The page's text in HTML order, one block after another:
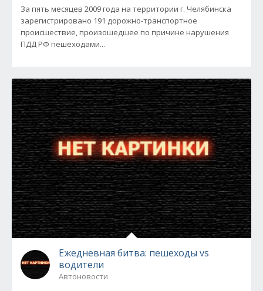
За пять месяцев 2009 года на территории г. Челябинска
зарегистрировано 191 дорожно-транспортное
происшествие, произошедшее по причине нарушения
ПДД РФ пешеходами...
Ежедневная битва: пешеходы vs
водители
Автоновости